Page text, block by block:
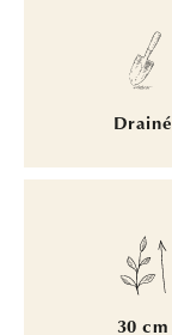
Drainé
30 cm